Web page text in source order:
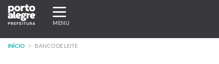
Pular
para
conteúdo
Expandir/recolher
navegação
MENU
INÍCIO BANCO DE LEITE